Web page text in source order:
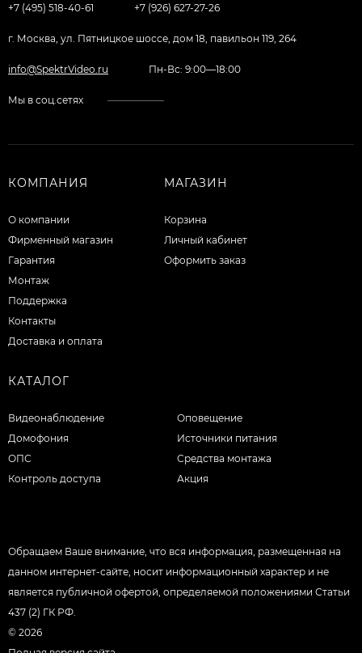
+7 (495) 518-40-61 +7 (926) 627-27-26
г. Москва, ул. Пятницкое шоссе, дом 18, павильон 119, 264
info@SpektrVideo.ru Пн-Вс: 9:00—18:00
Мы в соц.сетях
КОМПАНИЯ
О компании
Фирменный магазин
Гарантия
Монтаж
Поддержка
Контакты
Доставка и оплата
МАГАЗИН
Корзина
Личный кабинет
Оформить заказ
КАТАЛОГ
Видеонаблюдение
Домофония
ОПС
Контроль доступа
Оповещение
Источники питания
Средства монтажа
Акция
Обращаем Ваше внимание, что вся информация, размещенная на
данном интернет-сайте, носит информационный характер и не
является публичной офертой, определяемой положениями Статьи
437 (2) ГК РФ.
© 2026